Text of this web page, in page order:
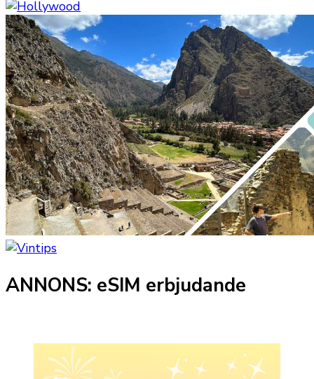
ANNONS: eSIM erbjudande